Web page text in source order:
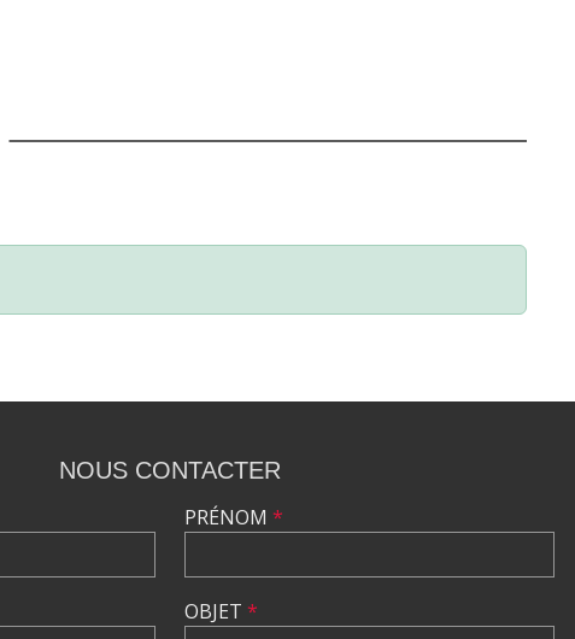
NOUS CONTACTER
PRÉNOM *
OBJET *